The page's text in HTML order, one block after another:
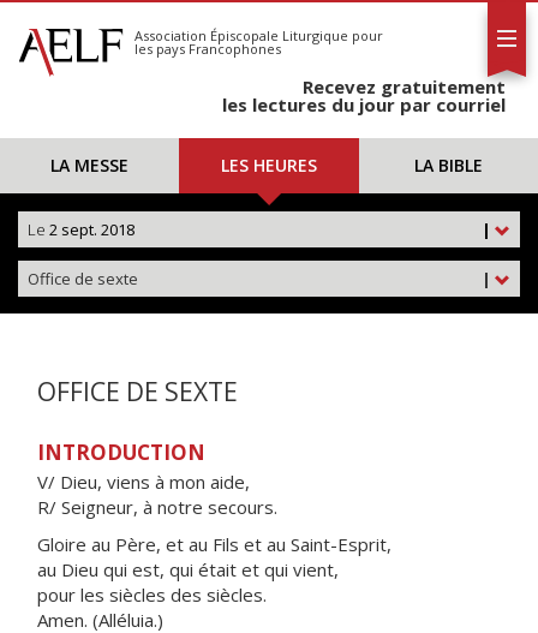
S'abonner
Calendrier
Association Épiscopale Liturgique pour
les pays Francophones
Recevez gratuitement
les lectures du jour par courriel
LA MESSE LES HEURES LA BIBLE
|
Le 2 sept. 2018
|
Office de sexte
OFFICE DE SEXTE
INTRODUCTION
V/ Dieu, viens à mon aide,
R/ Seigneur, à notre secours.
Gloire au Père, et au Fils et au Saint-Esprit,
au Dieu qui est, qui était et qui vient,
pour les siècles des siècles.
Amen. (Alléluia.)